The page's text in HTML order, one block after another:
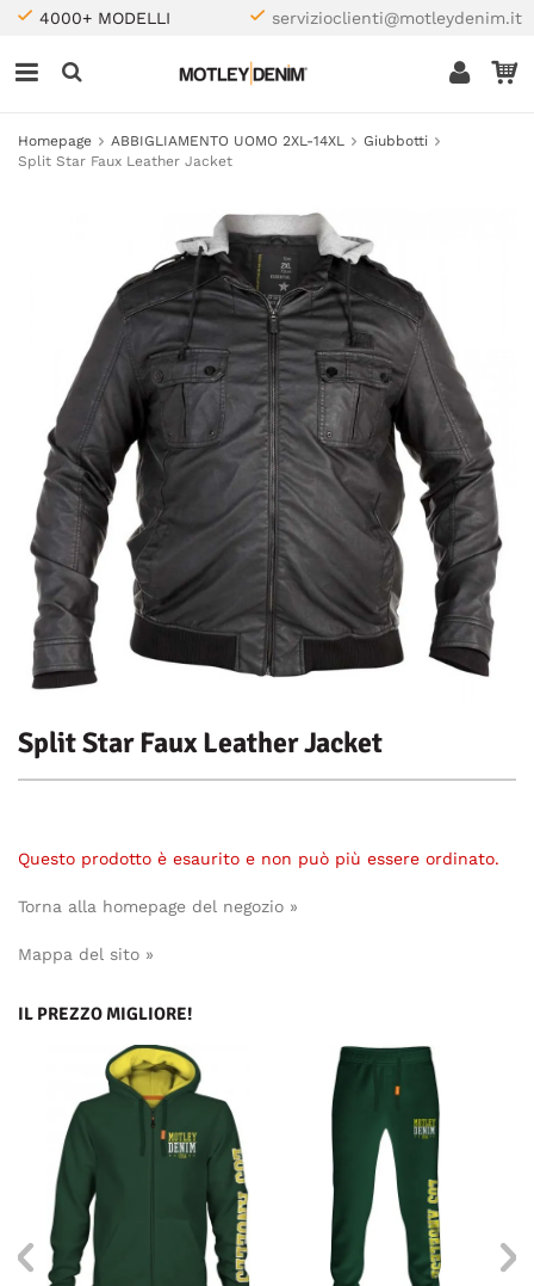
4000+ MODELLI servizioclienti@motleydenim.it
Homepage ABBIGLIAMENTO UOMO 2XL-14XL
Giubbotti
Split Star Faux Leather Jacket
Split Star Faux Leather Jacket
Questo prodotto è esaurito e non può più essere ordinato.
Torna alla homepage del negozio »
Mappa del sito »
IL PREZZO MIGLIORE!